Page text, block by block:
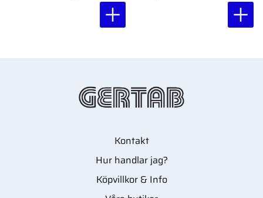
Kontakt
Hur handlar jag?
Köpvillkor & Info